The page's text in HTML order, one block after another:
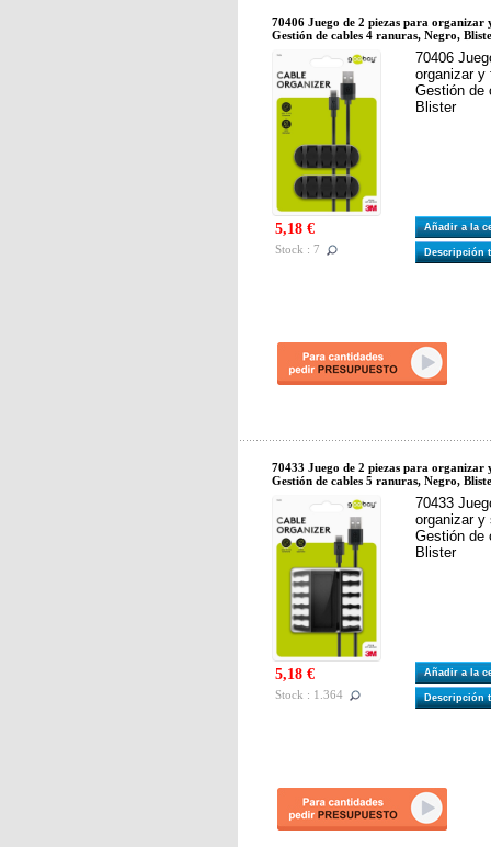
70406 Juego de 2 piezas para organizar
Gestión de cables 4 ranuras, Negro,
70406
organizar y
Gestión de
Blister
5,18 €
Stock : 7
Añadir a la
Descripción
70433 Juego de 2 piezas para organizar
Gestión de cables 5 ranuras, Negro,
70433
organizar y
Gestión de
Blister
5,18 €
Stock : 1.364
Añadir a la
Descripción